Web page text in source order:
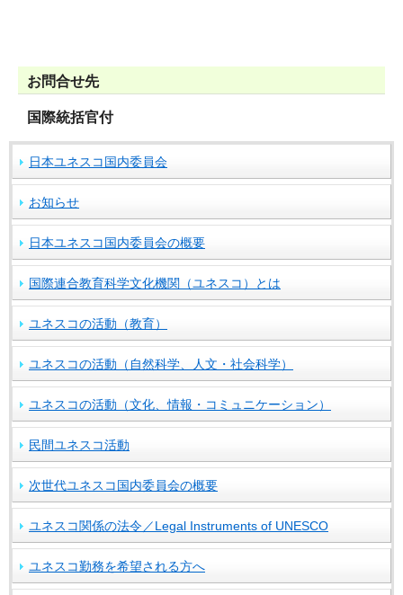
お問合せ先
国際統括官付
日本ユネスコ国内委員会
お知らせ
日本ユネスコ国内委員会の概要
国際連合教育科学文化機関（ユネスコ）とは
ユネスコの活動（教育）
ユネスコの活動（自然科学、人文・社会科学）
ユネスコの活動（文化、情報・コミュニケーション）
民間ユネスコ活動
次世代ユネスコ国内委員会の概要
ユネスコ関係の法令／Legal Instruments of UNESCO
ユネスコ勤務を希望される方へ